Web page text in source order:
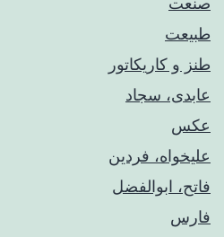
طبیعت
طنز و کاریکاتور
عابدی، سجاد
عکس
علیخواه، فردین
فاتح، ابوالفضل
فارس